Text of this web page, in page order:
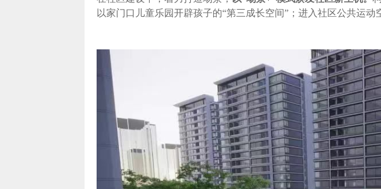
以家门口儿童乐园开辟孩子的“第三成长空间”；进入社区公共运